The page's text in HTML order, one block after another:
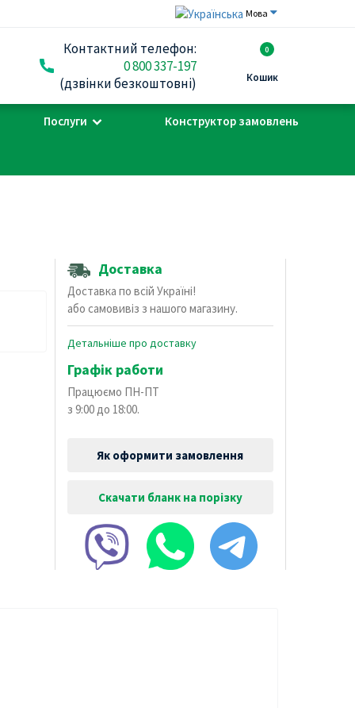
Мова
Контактний телефон:
0 800 337-197
(дзвінки безкоштовні)
0
Кошик
Послуги Конструктор замовлень
Доставка
Доставка по всій Україні!
або самовивіз з нашого магазину.
Детальніше про доставку
Графік работи
Працюємо ПН-ПТ
з 9:00 до 18:00.
Як оформити замовлення
Скачати бланк на порізку